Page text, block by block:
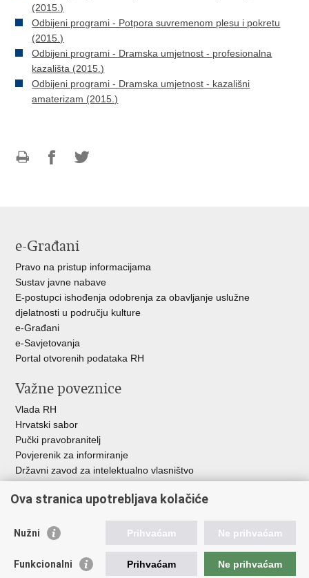
(2015.)
Odbijeni programi - Potpora suvremenom plesu i pokretu
(2015.)
Odbijeni programi - Dramska umjetnost - profesionalna
kazališta (2015.)
Odbijeni programi - Dramska umjetnost - kazališni
amaterizam (2015.)
e-Građani
Pravo na pristup informacijama
Sustav javne nabave
E-postupci ishođenja odobrenja za obavljanje uslužne
djelatnosti u području kulture
e-Građani
e-Savjetovanja
Portal otvorenih podataka RH
Važne poveznice
Vlada RH
Hrvatski sabor
Pučki pravobranitelj
Povjerenik za informiranje
Državni zavod za intelektualno vlasništvo
HAKOM
Ostale poveznice
Hrvatski audiovizualni centar
Ova stranica upotrebljava kolačiće
Nužni Prihvaćam Ne prihvaćam
Funkcionalni Prihvaćam Ne prihvaćam